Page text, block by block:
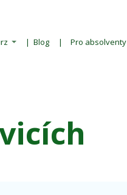
Blog Pro absolventy